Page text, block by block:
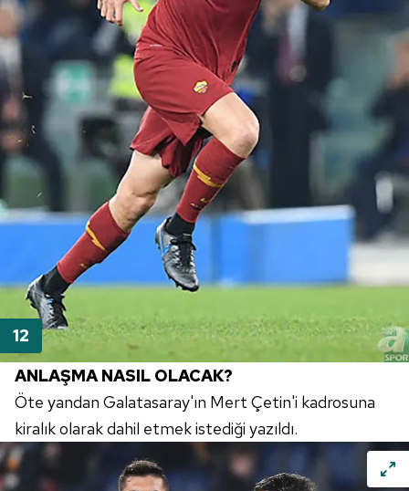
ANLAŞMA NASIL OLACAK?
Öte yandan Galatasaray'ın Mert Çetin'i kadrosuna
kiralık olarak dahil etmek istediği yazıldı.